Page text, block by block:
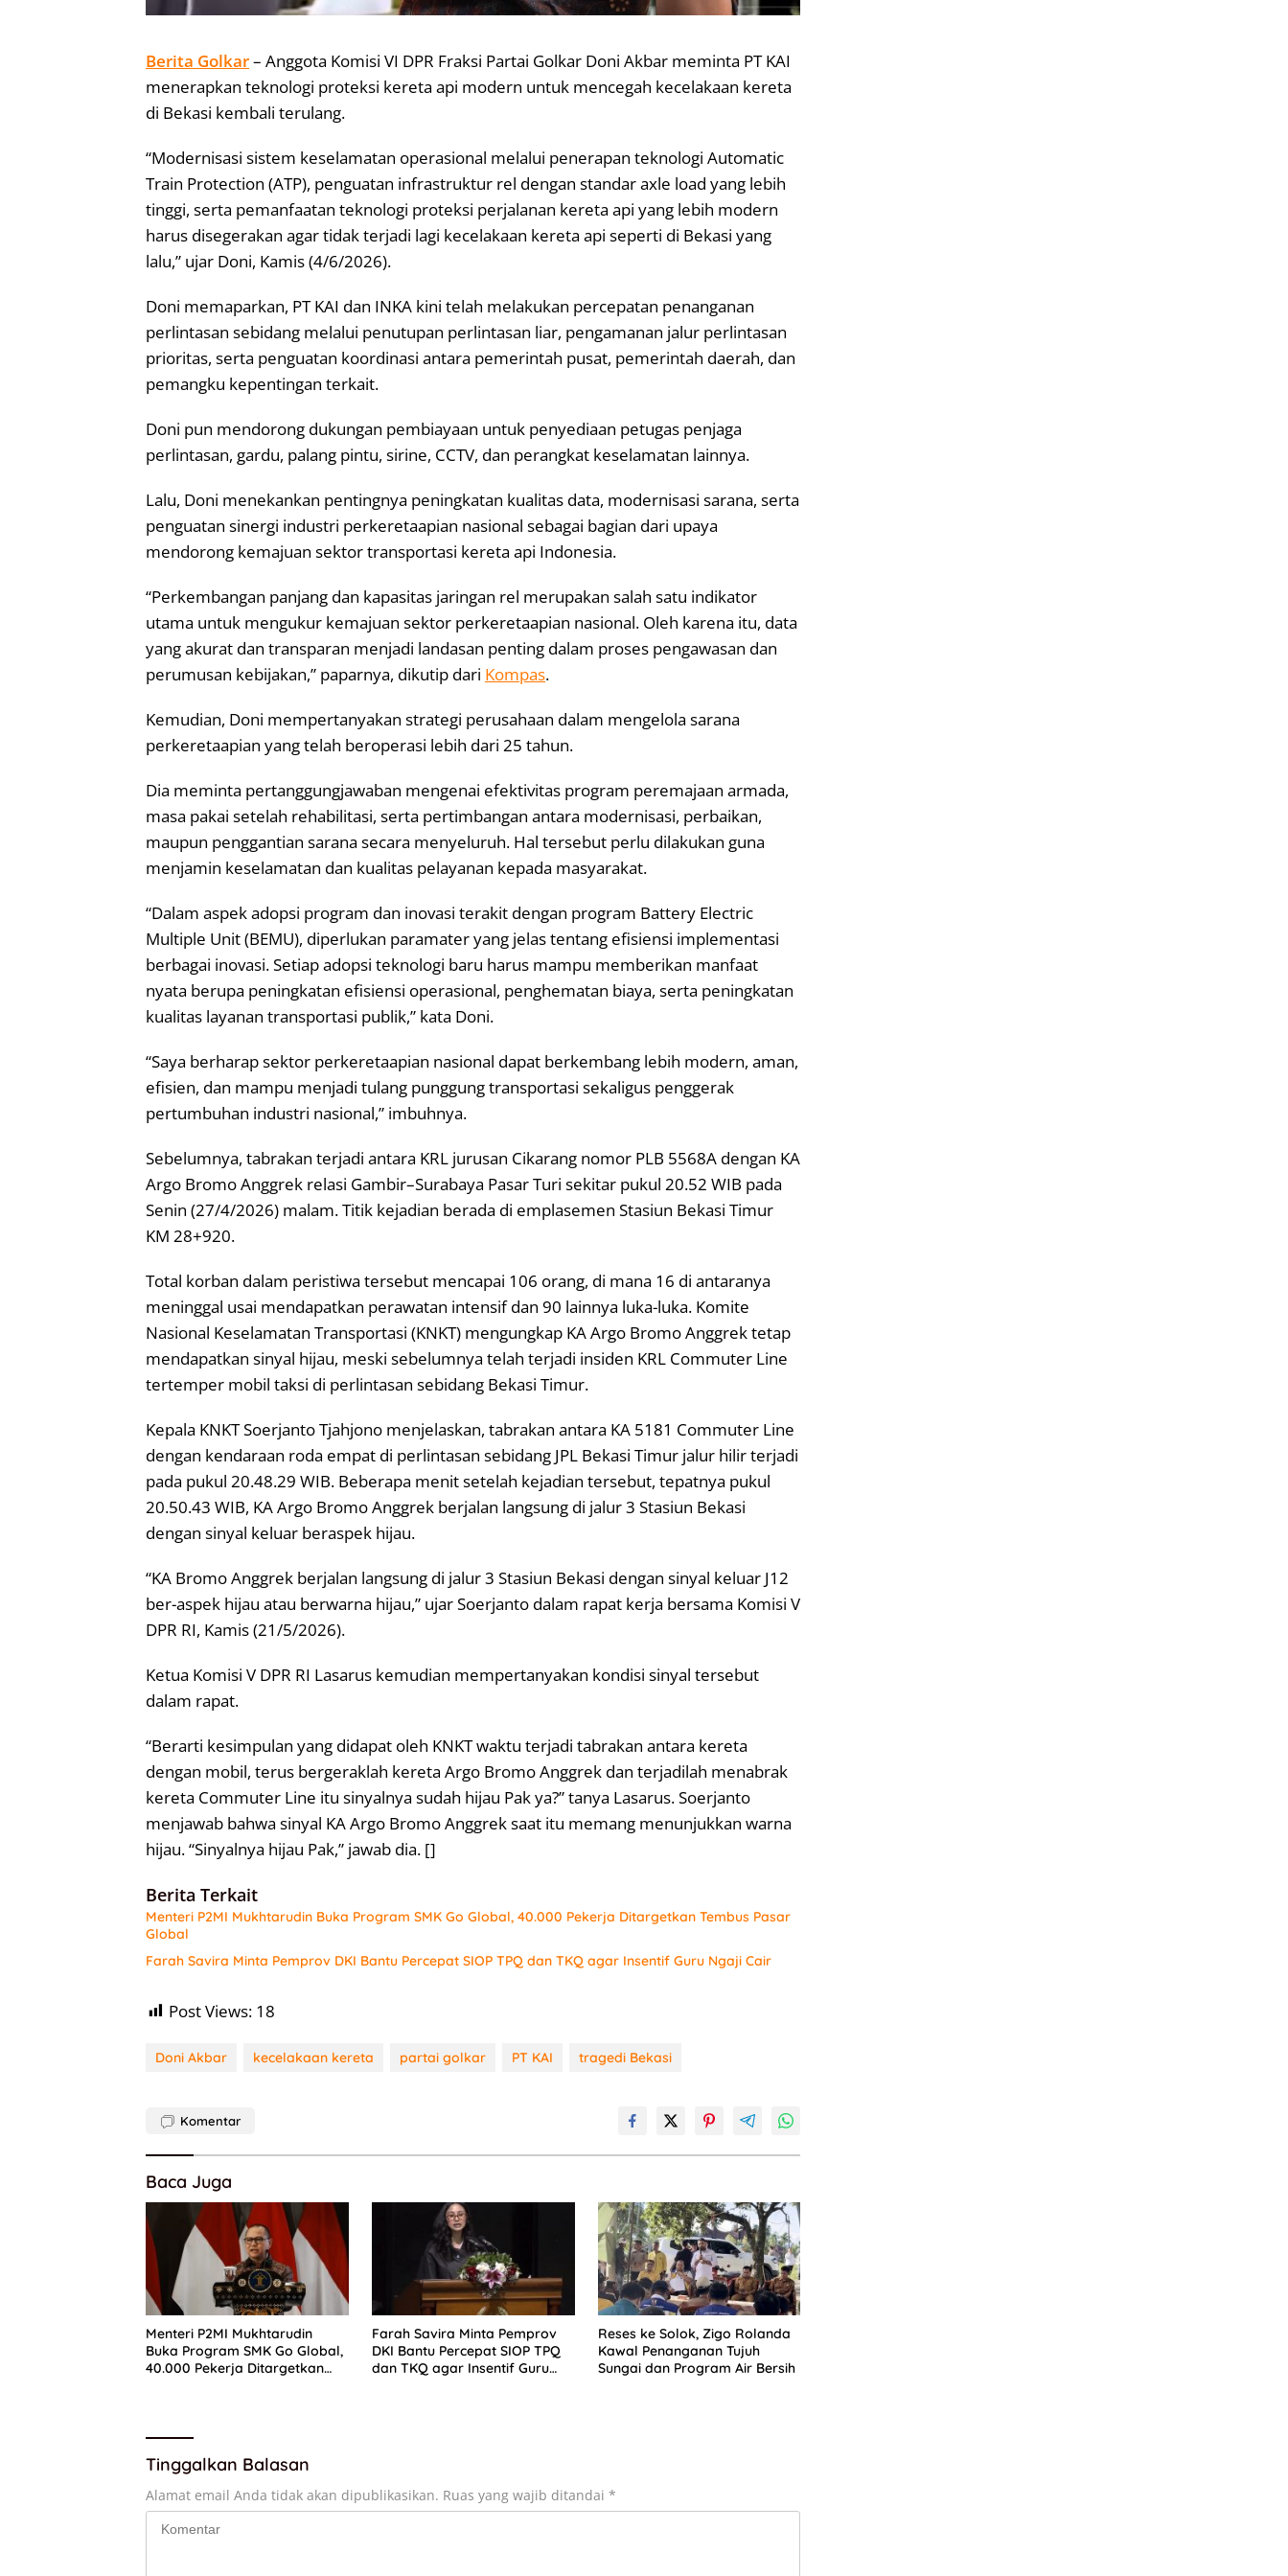
Berita Golkar– Anggota Komisi VI DPR Fraksi Partai Golkar Doni Akbar meminta PT KAI
menerapkan teknologi proteksi kereta api modern untuk mencegah kecelakaan kereta
di Bekasi kembali terulang.
“Modernisasi sistem keselamatan operasional melalui penerapan teknologi Automatic
Train Protection (ATP), penguatan infrastruktur rel dengan standar axle load yang lebih
tinggi, serta pemanfaatan teknologi proteksi perjalanan kereta api yang lebih modern
harus disegerakan agar tidak terjadi lagi kecelakaan kereta api seperti di Bekasi yang
lalu,” ujar Doni, Kamis (4/6/2026).
Doni memaparkan, PT KAI dan INKA kini telah melakukan percepatan penanganan
perlintasan sebidang melalui penutupan perlintasan liar, pengamanan jalur perlintasan
prioritas, serta penguatan koordinasi antara pemerintah pusat, pemerintah daerah, dan
pemangku kepentingan terkait.
Doni pun mendorong dukungan pembiayaan untuk penyediaan petugas penjaga
perlintasan, gardu, palang pintu, sirine, CCTV, dan perangkat keselamatan lainnya.
Lalu, Doni menekankan pentingnya peningkatan kualitas data, modernisasi sarana, serta
penguatan sinergi industri perkeretaapian nasional sebagai bagian dari upaya
mendorong kemajuan sektor transportasi kereta api Indonesia.
“Perkembangan panjang dan kapasitas jaringan rel merupakan salah satu indikator
utama untuk mengukur kemajuan sektor perkeretaapian nasional. Oleh karena itu, data
yang akurat dan transparan menjadi landasan penting dalam proses pengawasan dan
perumusan kebijakan,” paparnya, dikutip dari Kompas.
Kemudian, Doni mempertanyakan strategi perusahaan dalam mengelola sarana
perkeretaapian yang telah beroperasi lebih dari 25 tahun.
Dia meminta pertanggungjawaban mengenai efektivitas program peremajaan armada,
masa pakai setelah rehabilitasi, serta pertimbangan antara modernisasi, perbaikan,
maupun penggantian sarana secara menyeluruh. Hal tersebut perlu dilakukan guna
menjamin keselamatan dan kualitas pelayanan kepada masyarakat.
“Dalam aspek adopsi program dan inovasi terakit dengan program Battery Electric
Multiple Unit (BEMU), diperlukan paramater yang jelas tentang efisiensi implementasi
berbagai inovasi. Setiap adopsi teknologi baru harus mampu memberikan manfaat
nyata berupa peningkatan efisiensi operasional, penghematan biaya, serta peningkatan
kualitas layanan transportasi publik,” kata Doni.
“Saya berharap sektor perkeretaapian nasional dapat berkembang lebih modern, aman,
efisien, dan mampu menjadi tulang punggung transportasi sekaligus penggerak
pertumbuhan industri nasional,” imbuhnya.
Sebelumnya, tabrakan terjadi antara KRL jurusan Cikarang nomor PLB 5568A dengan KA
Argo Bromo Anggrek relasi Gambir–Surabaya Pasar Turi sekitar pukul 20.52 WIB pada
Senin (27/4/2026) malam. Titik kejadian berada di emplasemen Stasiun Bekasi Timur
KM 28+920.
Total korban dalam peristiwa tersebut mencapai 106 orang, di mana 16 di antaranya
meninggal usai mendapatkan perawatan intensif dan 90 lainnya luka-luka. Komite
Nasional Keselamatan Transportasi (KNKT) mengungkap KA Argo Bromo Anggrek tetap
mendapatkan sinyal hijau, meski sebelumnya telah terjadi insiden KRL Commuter Line
tertemper mobil taksi di perlintasan sebidang Bekasi Timur.
Kepala KNKT Soerjanto Tjahjono menjelaskan, tabrakan antara KA 5181 Commuter Line
dengan kendaraan roda empat di perlintasan sebidang JPL Bekasi Timur jalur hilir terjadi
pada pukul 20.48.29 WIB. Beberapa menit setelah kejadian tersebut, tepatnya pukul
20.50.43 WIB, KA Argo Bromo Anggrek berjalan langsung di jalur 3 Stasiun Bekasi
dengan sinyal keluar beraspek hijau.
“KA Bromo Anggrek berjalan langsung di jalur 3 Stasiun Bekasi dengan sinyal keluar J12
ber-aspek hijau atau berwarna hijau,” ujar Soerjanto dalam rapat kerja bersama Komisi V
DPR RI, Kamis (21/5/2026).
Ketua Komisi V DPR RI Lasarus kemudian mempertanyakan kondisi sinyal tersebut
dalam rapat.
“Berarti kesimpulan yang didapat oleh KNKT waktu terjadi tabrakan antara kereta
dengan mobil, terus bergeraklah kereta Argo Bromo Anggrek dan terjadilah menabrak
kereta Commuter Line itu sinyalnya sudah hijau Pak ya?” tanya Lasarus. Soerjanto
menjawab bahwa sinyal KA Argo Bromo Anggrek saat itu memang menunjukkan warna
hijau. “Sinyalnya hijau Pak,” jawab dia. []
Berita Terkait
Menteri P2MI Mukhtarudin Buka Program SMK Go Global, 40.000 Pekerja Ditargetkan Tembus Pasar
Global
Farah Savira Minta Pemprov DKI Bantu Percepat SIOP TPQ dan TKQ agar Insentif Guru Ngaji Cair
Post Views: 18
Doni Akbar kecelakaan kereta partai golkar PT KAI tragedi Bekasi
Komentar
Baca Juga
Menteri P2MI Mukhtarudin
Buka Program SMK Go Global,
40.000 Pekerja Ditargetkan
Farah Savira Minta Pemprov
DKI Bantu Percepat SIOP TPQ
dan TKQ agar Insentif Guru
Reses ke Solok, Zigo Rolanda
Kawal Penanganan Tujuh
Sungai dan Program Air Bersih
Tinggalkan Balasan
Alamat email Anda tidak akan dipublikasikan. Ruas yang wajib ditandai *